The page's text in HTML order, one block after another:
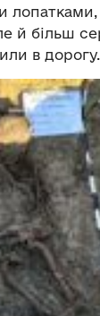
й більш
в дорогу.